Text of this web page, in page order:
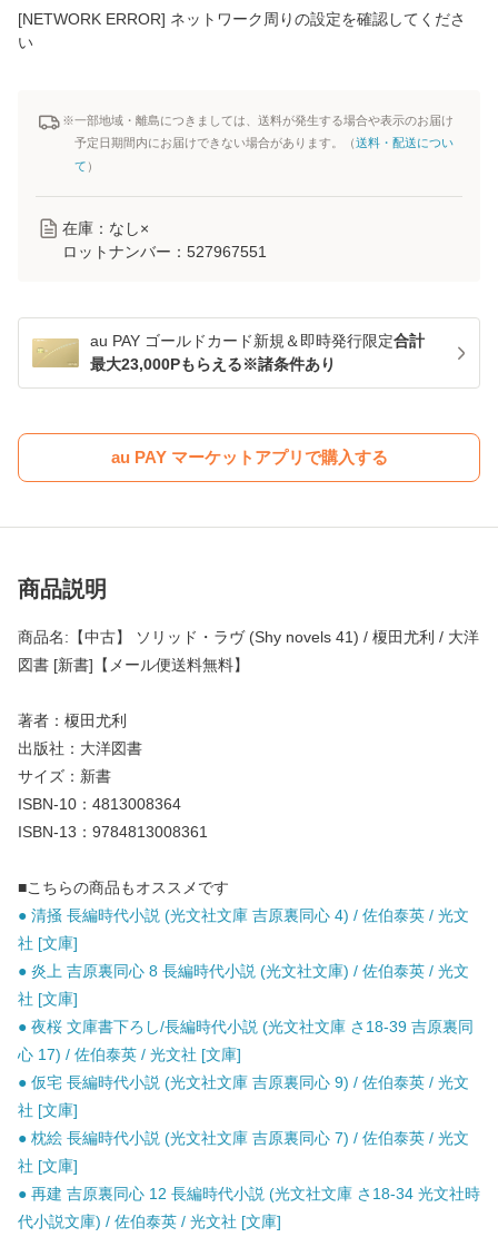
[NETWORK ERROR] ネットワーク周りの設定を確認してくださ
い
※一部地域・離島につきましては、送料が発生する場合や表示のお届け
予定日期間内にお届けできない場合があります。（送料・配送につい
て ）
在庫：なし×
ロットナンバー： 527967551
au PAY ゴールドカード新規＆即時発行限定合計
最大23,000Pもらえる※諸条件あり
au PAY マーケットアプリで購入する
商品説明
商品名:【中古】 ソリッド・ラヴ (Shy novels 41) / 榎田尤利 / 大洋
図書 [新書]【メール便送料無料】
著者：榎田尤利
出版社：大洋図書
サイズ：新書
ISBN-10：4813008364
ISBN-13：9784813008361
■こちらの商品もオススメです
● 清掻 長編時代小説 (光文社文庫 吉原裏同心 4) / 佐伯泰英 / 光文
社 [文庫]
● 炎上 吉原裏同心 8 長編時代小説 (光文社文庫) / 佐伯泰英 / 光文
社 [文庫]
● 夜桜 文庫書下ろし/長編時代小説 (光文社文庫 さ18-39 吉原裏同
心 17) / 佐伯泰英 / 光文社 [文庫]
● 仮宅 長編時代小説 (光文社文庫 吉原裏同心 9) / 佐伯泰英 / 光文
社 [文庫]
● 枕絵 長編時代小説 (光文社文庫 吉原裏同心 7) / 佐伯泰英 / 光文
社 [文庫]
● 再建 吉原裏同心 12 長編時代小説 (光文社文庫 さ18-34 光文社時
代小説文庫) / 佐伯泰英 / 光文社 [文庫]